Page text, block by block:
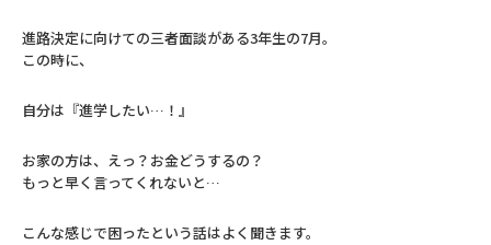
進路決定に向けての三者面談がある3年生の7月。
この時に、
自分は『進学したい…！』
お家の方は、えっ？お金どうするの？
もっと早く言ってくれないと…
こんな感じで困ったという話はよく聞きます。